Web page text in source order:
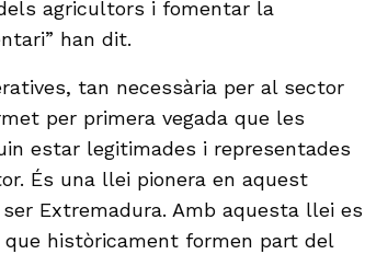
agricultors i fomentar la
han dit.
tan necessària per al sector
per primera vegada que les
estar legitimades i representades
És una llei pionera en aquest
Extremadura. Amb aquesta llei es
històricament formen part del